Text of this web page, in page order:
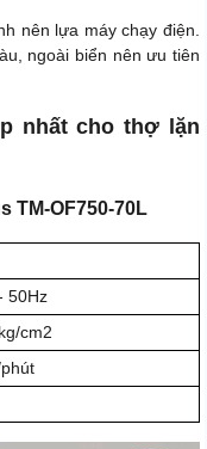
nên lựa máy chạy điện.
ngoài biển nên ưu tiên
nhất cho thợ lặn
TM-OF750-70L
50Hz
cm2